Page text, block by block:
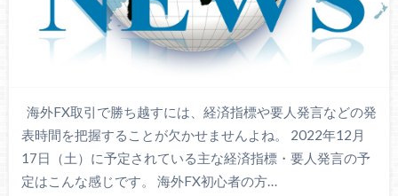
海外FX取引で勝ち越すには、経済指標や要人発言などの発
表時間を把握することが欠かせませんよね。 2022年12月
17日（土）に予定されている主な経済指標・要人発言の予
定はこんな感じです。 海外FX初心者の方…